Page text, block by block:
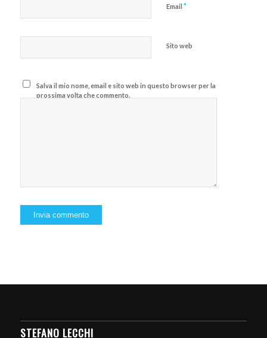
Email *
Sito web
Salva il mio nome, email e sito web in questo browser per la
prossima volta che commento.
STEFANO LECCHI